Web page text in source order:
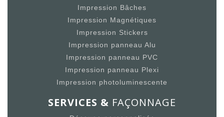
Impression Bâches
Impression Magnétiques
Impression Stickers
Impression panneau Alu
Impression panneau PVC
Impression panneau Plexi
Impression photoluminescente
SERVICES & FAÇONNAGE